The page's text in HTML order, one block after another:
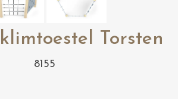
Torsten
8155